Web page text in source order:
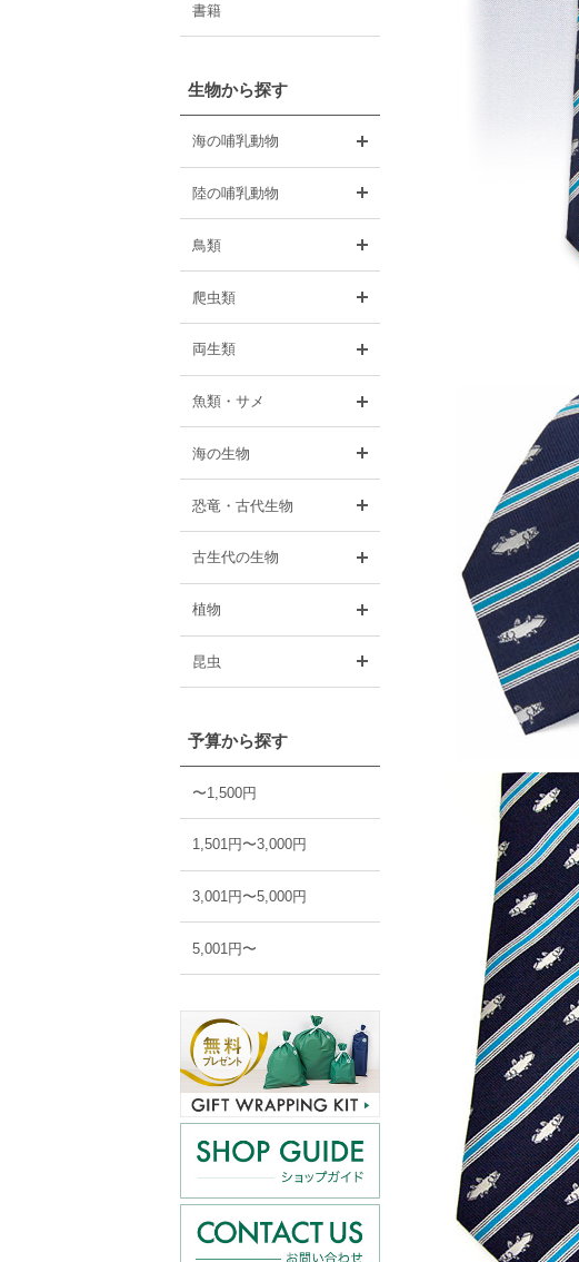
書籍
生物から探す
海の哺乳動物
陸の哺乳動物
鳥類
爬虫類
両生類
魚類・サメ
海の生物
恐竜・古代生物
古生代の生物
植物
昆虫
予算から探す
〜1,500円
1,501円〜3,000円
3,001円〜5,000円
5,001円〜